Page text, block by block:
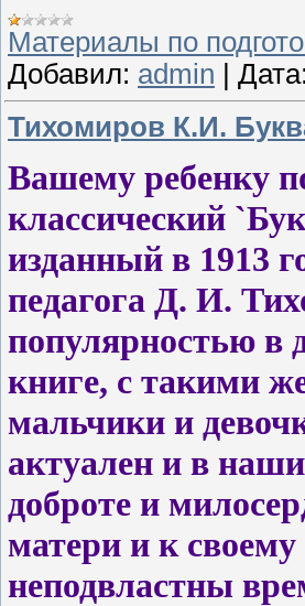
Материалы по
Добавил: admin Дата:
Тихомиров К.И.
Вашему ребенку
классический
изданный в 1913
педагога Д. И.
популярностью в
книге, с такими
мальчики и
актуален и в
доброте и
матери и к
неподвластны